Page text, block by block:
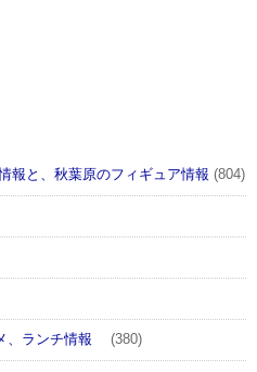
報と、秋葉原のフィギュア情報 (804)
、ランチ情報 (380)